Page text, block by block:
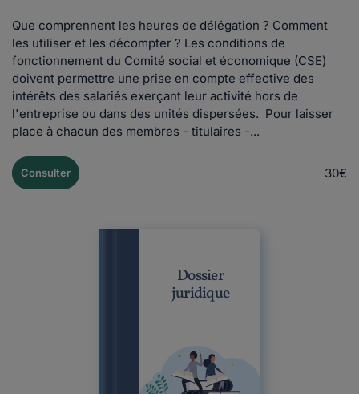
Que comprennent les heures de délégation ? Comment
les utiliser et les décompter ? Les conditions de
fonctionnement du Comité social et économique (CSE)
doivent permettre une prise en compte effective des
intérêts des salariés exerçant leur activité hors de
l'entreprise ou dans des unités dispersées. Pour laisser
place à chacun des membres - titulaires -...
Consulter 30€
Dossier
juridique